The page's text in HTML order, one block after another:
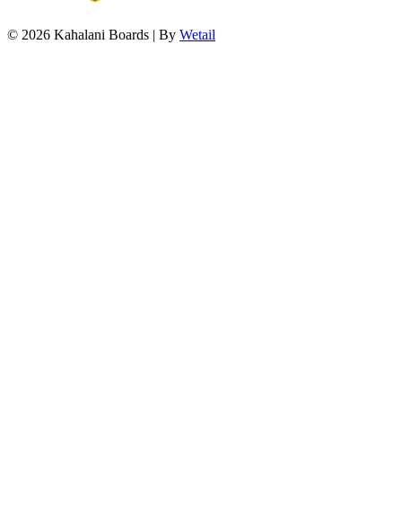
© 2026 Kahalani Boards | By Wetail